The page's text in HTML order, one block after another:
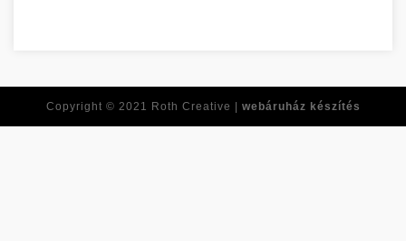
Copyright © 2021 Roth Creative | webáruház készítés